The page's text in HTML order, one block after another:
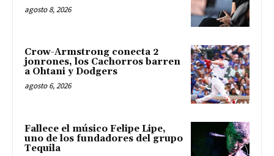
agosto 8, 2026
Crow-Armstrong conecta 2
jonrones, los Cachorros barren
a Ohtani y Dodgers
agosto 6, 2026
Fallece el músico Felipe Lipe,
uno de los fundadores del grupo
Tequila